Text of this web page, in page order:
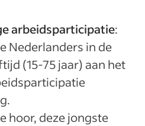
arbeidsparticipatie:
Nederlanders in de
(15-75 jaar) aan het
hoor, deze jongste